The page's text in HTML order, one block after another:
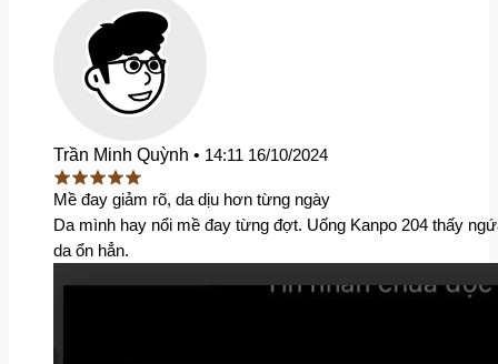
Trần Minh Quỳnh • 14:11 16/10/2024
Mề đay giảm rõ, da dịu hơn từng ngày
Da mình hay nổi mề đay từng đợt. Uống Kanpo 204 thấy
da ổn hẳn.